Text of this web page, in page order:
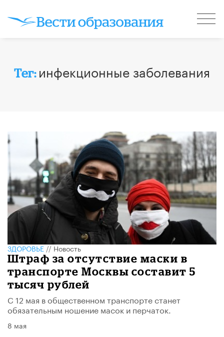
Тег: инфекционные заболевания
ЗДОРОВЬЕ//Новость
Штраф за отсутствие маски в
транспорте Москвы составит 5
тысяч рублей
С 12 мая в общественном транспорте станет
обязательным ношение масок и перчаток.
8 мая